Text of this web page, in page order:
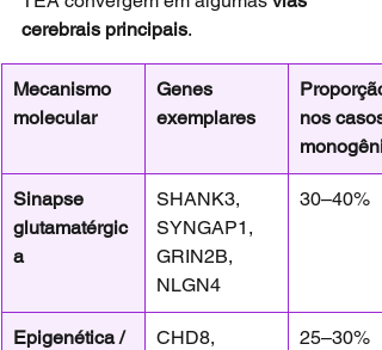
cerebrais principais.
Mecanismo
molecular
Genes
exemplares
Proporção
nos casos
Sinapse
glutamatérgic
a
SHANK3,
SYNGAP1,
GRIN2B,
NLGN4
30–40%
Epigenética /
CHD8,
25–30%